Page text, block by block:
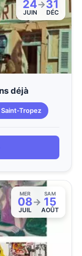
24
JUIN
→31
DÉC
déjà
Saint-Tropez
MER
08
JUIL
→
SAM
15
AOÛT